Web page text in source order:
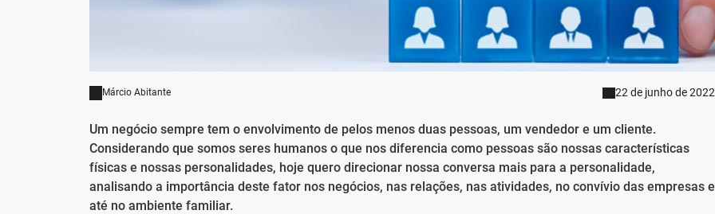
Márcio Abitante 22 de junho de 2022
Um negócio sempre tem o envolvimento de pelos menos duas pessoas, um vendedor e um cliente.
Considerando que somos seres humanos o que nos diferencia como pessoas são nossas características
físicas e nossas personalidades, hoje quero direcionar nossa conversa mais para a personalidade,
analisando a importância deste fator nos negócios, nas relações, nas atividades, no convívio das empresas e
até no ambiente familiar.